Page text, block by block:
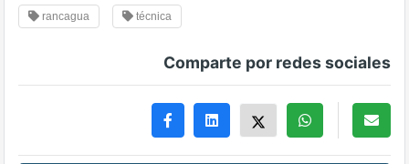
rancagua técnica
Comparte por redes sociales